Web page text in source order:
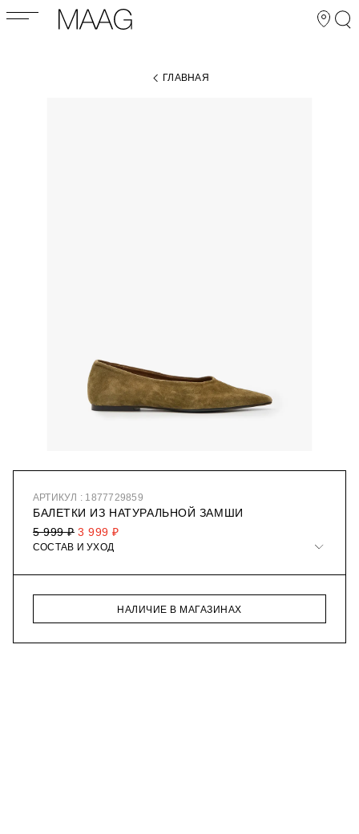
ГЛАВНАЯ
АРТИКУЛ : 1877729859
БАЛЕТКИ ИЗ НАТУРАЛЬНОЙ ЗАМШИ
3 999 ₽
5 999 ₽
СОСТАВ И УХОД
НАЛИЧИЕ В МАГАЗИНАХ